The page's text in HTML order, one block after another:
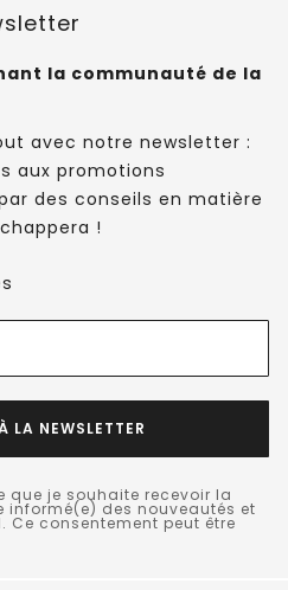
la communauté de la
avec notre newsletter :
aux promotions
des conseils en matière
!
LA NEWSLETTER
que je souhaite recevoir la
informé(e) des nouveautés et
consentement peut être